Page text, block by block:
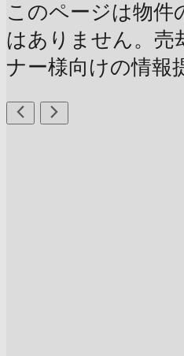
このページは物件
はありません。売
ナー様向けの情報